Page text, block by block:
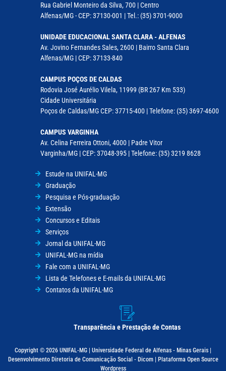
Rua Gabriel Monteiro da Silva, 700 | Centro
Alfenas/MG - CEP: 37130-001 | Tel.: (35) 3701-9000
UNIDADE EDUCACIONAL SANTA CLARA - ALFENAS
Av. Jovino Fernandes Sales, 2600 | Bairro Santa Clara
Alfenas/MG | CEP: 37133-840
CAMPUS POÇOS DE CALDAS
Rodovia José Aurélio Vilela, 11999 (BR 267 Km 533)
Cidade Universitária
Poços de Caldas/MG CEP: 37715-400 | Telefone: (35) 3697-4600
CAMPUS VARGINHA
Av. Celina Ferreira Ottoni, 4000 | Padre Vitor
Varginha/MG | CEP: 37048-395 | Telefone: (35) 3219 8628
Estude na UNIFAL-MG
Graduação
Pesquisa e Pós-graduação
Extensão
Concursos e Editais
Serviços
Jornal da UNIFAL-MG
UNIFAL-MG na mídia
Fale com a UNIFAL-MG
Lista de Telefones e E-mails da UNIFAL-MG
Contatos da UNIFAL-MG
Transparência e Prestação de Contas
Copyright © 2026 UNIFAL-MG | Universidade Federal de Alfenas - Minas Gerais |
Desenvolvimento Diretoria de Comunicação Social - Dicom | Plataforma Open Source
Wordpress